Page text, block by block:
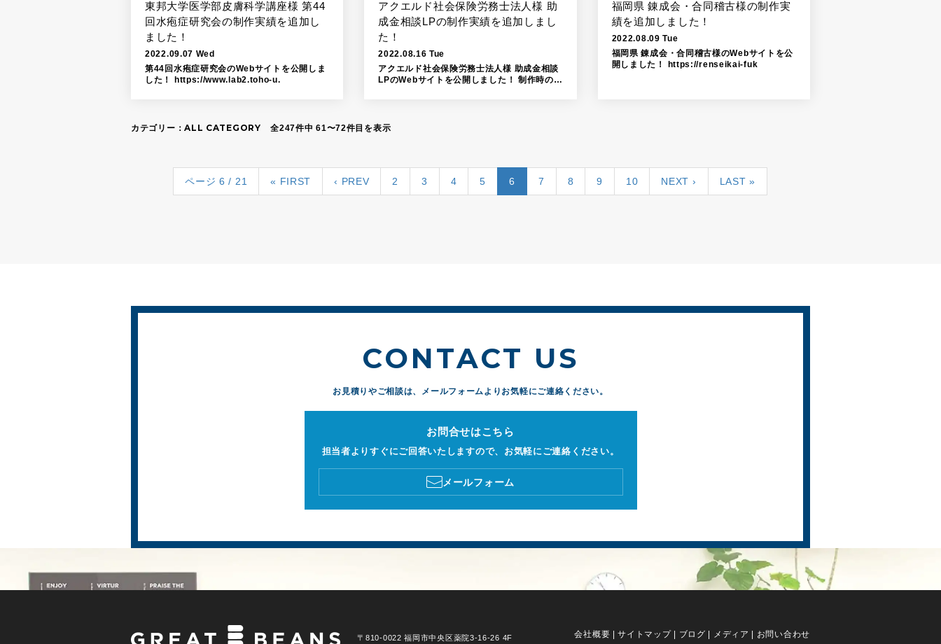
東邦大学医学部皮膚科学講座様 第44
回水疱症研究会の制作実績を追加し
ました！
2022.09.07 Wed
第44回水疱症研究会のWebサイトを公開しま
した！ https://www.lab2.toho-u.
アクエルド社会保険労務士法人様 助
成金相談LPの制作実績を追加しまし
た！
2022.08.16 Tue
アクエルド社会保険労務士法人様 助成金相談
LPのWebサイトを公開しました！ 制作時のポ
福岡県 錬成会・合同稽古様の制作実
績を追加しました！
2022.08.09 Tue
福岡県 錬成会・合同稽古様のWebサイトを公
開しました！ https://renseikai-fuk
カテゴリー：ALL CATEGORY 全247件中 61〜72件目を表示
ページ 6 / 21 « FIRST ‹ PREV 2 3 4 5 6 7 8 9 10 NEXT › LAST »
CONTACT US
お見積りやご相談は、 メールフォームよりお気軽にご連絡ください。
お問合せはこちら
担当者よりすぐにご回答いたしますので、お気軽にご連絡ください。
メールフォーム
〒810-0022 福岡市中央区薬院3-16-26 4F 会社概要 |サイトマップ| ブログ メディア お問い合わせ